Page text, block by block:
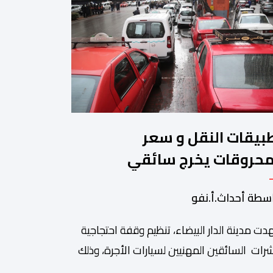
النقل و سعر
يخرج سائقي
للاحتجاج
أحداث.أ.نفو
مدينة الدار البيضاء، تنظيم وقفة احتجاجية
السائقين المهنيين لسيارات الأجرة، وذلك